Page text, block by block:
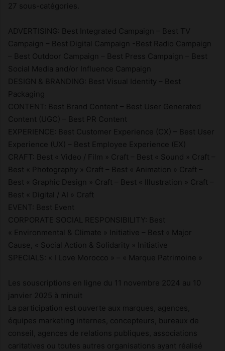
27 sous-catégories.
ADVERTISING: Best Integrated Campaign – Best TV
Campaign – Best Digital Campaign -Best Radio Campaign
– Best Outdoor Campaign – Best Press Campaign – Best
Social Media and/or Influence Campaign
DESIGN & BRANDING: Best Visual Identity – Best
Packaging
CONTENT: Best Brand Content – Best User Generated
Content (UGC) – Best PR Content
EXPERIENCE: Best Customer Experience (CX) – Best User
Experience (UX) – Best Employee Experience (EX)
CRAFT: Best « Video / Film » Craft – Best « Sound » Craft –
Best « Photography » Craft – Best « Animation » Craft –
Best « Graphic Design » Craft – Best « Illustration » Craft –
Best « Digital / AI » Craft
EVENT: Best Event
CORPORATE SOCIAL RESPONSIBILITY: Best
« Environmental & Climate » Initiative – Best « Major
Cause, « Social Action & Solidarity » Initiative
SPECIALS: « I Love Morocco » – « Marque Patrimoine »
Les souscriptions en ligne du 11 novembre 2024 au 10
janvier 2025 à minuit
La participation est ouverte aux marques, agences,
équipes marketing internes, concepteurs, bureaux de
conseil, agences de relations publiques, associations
caritatives ou toutes autres organisations ayant réalisé